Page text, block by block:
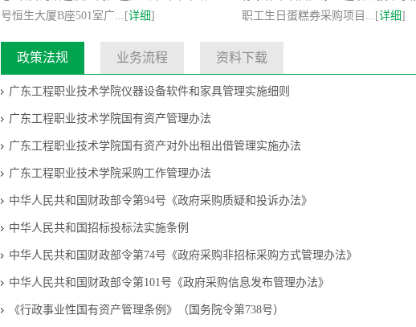
号恒生大厦B座501室广...[详细]
职工生日蛋糕券采购项目...[详细]
政策法规 业务流程 资料下载
广东工程职业技术学院仪器设备软件和家具管理实施细则
广东工程职业技术学院国有资产管理办法
广东工程职业技术学院国有资产对外出租出借管理实施办法
广东工程职业技术学院采购工作管理办法
中华人民共和国财政部令第94号《政府采购质疑和投诉办法》
中华人民共和国招标投标法实施条例
中华人民共和国财政部令第74号《政府采购非招标采购方式管理办法》
中华人民共和国财政部令第101号《政府采购信息发布管理办法》
《行政事业性国有资产管理条例》（国务院令第738号）